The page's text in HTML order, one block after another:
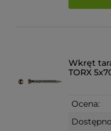
Wkręt
TORX
Ocena: